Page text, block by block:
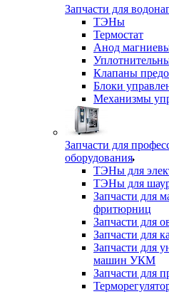
Запчасти для
ТЭНы
Термостат
Анод
Клапаны
Блоки
Механизмы
Запчасти для
оборудования
ТЭНы для
ТЭНы для
Запчасти для
фритюрниц
Запчасти для
Запчасти для
Запчасти для
машин УКМ
Запчасти для